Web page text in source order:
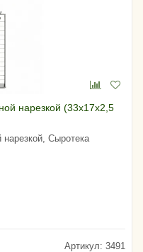
нарезкой (33х17х2,5
нарезкой, Сыротека
Артикул: 3491